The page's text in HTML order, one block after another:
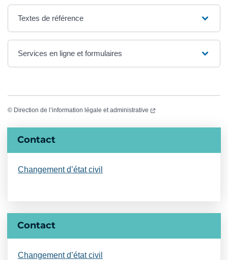
Textes de référence
Services en ligne et formulaires
© Direction de l’information légale et administrative (ouverture dans un
Informations complémentaires
Contact
Changement d’état civil
Contact
Changement d’état civil